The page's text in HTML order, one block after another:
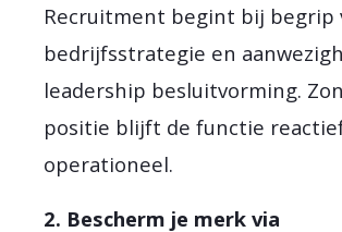
Recruitment begint bij begrip
bedrijfsstrategie en
leadership besluitvorming.
positie blijft de functie
operationeel.
2. Bescherm je merk via